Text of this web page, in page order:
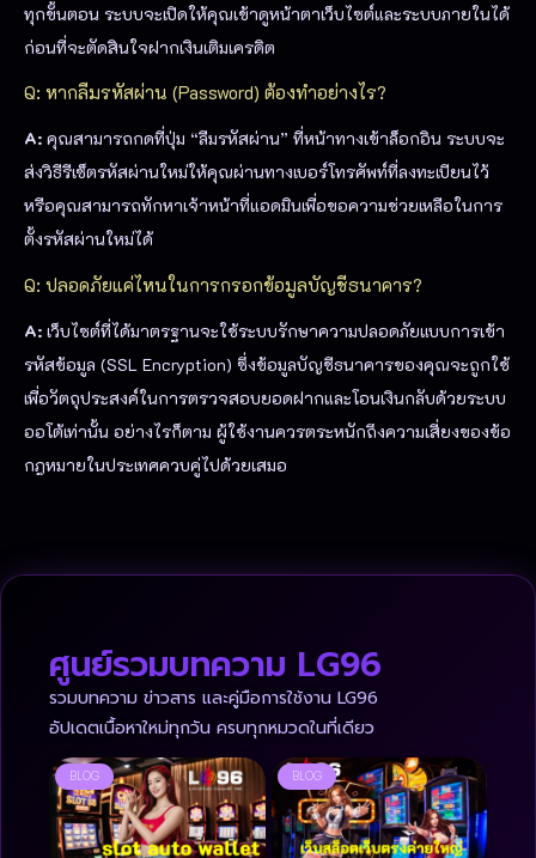
ทุกขั้นตอน ระบบจะเปิดให้คุณเข้าดูหน้าตาเว็บไซต์และระบบภายในได้
ก่อนที่จะตัดสินใจฝากเงินเติมเครดิต
Q: หากลืมรหัสผ่าน (Password) ต้องทำอย่างไร?
A: คุณสามารถกดที่ปุ่ม “ลืมรหัสผ่าน” ที่หน้าทางเข้าล็อกอิน ระบบจะ
ส่งวิธีรีเซ็ตรหัสผ่านใหม่ให้คุณผ่านทางเบอร์โทรศัพท์ที่ลงทะเบียนไว้
หรือคุณสามารถทักหาเจ้าหน้าที่แอดมินเพื่อขอความช่วยเหลือในการ
ตั้งรหัสผ่านใหม่ได้
Q: ปลอดภัยแค่ไหนในการกรอกข้อมูลบัญชีธนาคาร?
A: เว็บไซต์ที่ได้มาตรฐานจะใช้ระบบรักษาความปลอดภัยแบบการเข้า
รหัสข้อมูล (SSL Encryption) ซึ่งข้อมูลบัญชีธนาคารของคุณจะถูกใช้
เพื่อวัตถุประสงค์ในการตรวจสอบยอดฝากและโอนเงินกลับด้วยระบบ
ออโต้เท่านั้น อย่างไรก็ตาม ผู้ใช้งานควรตระหนักถึงความเสี่ยงของข้อ
กฎหมายในประเทศควบคู่ไปด้วยเสมอ
ศูนย์รวมบทความ LG96
รวมบทความ ข่าวสาร และคู่มือการใช้งาน LG96
อัปเดตเนื้อหาใหม่ทุกวัน ครบทุกหมวดในที่เดียว
BLOG BLOG